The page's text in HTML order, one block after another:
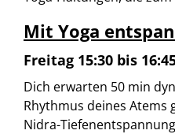
Mit Yoga
Freitag 15:30 bis
Dich erwarten 50 min
Rhythmus deines Atems
Nidra-